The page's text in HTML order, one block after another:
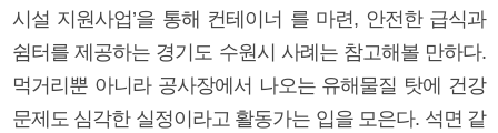
시설 지원사업’을 통해 컨테이너 를 마련, 안전한 급식과
쉼터를 제공하는 경기도 수원시 사례는 참고해볼 만하다.
먹거리뿐 아니라 공사장에서 나오는 유해물질 탓에 건강
문제도 심각한 실정이라고 활동가는 입을 모은다. 석면 같